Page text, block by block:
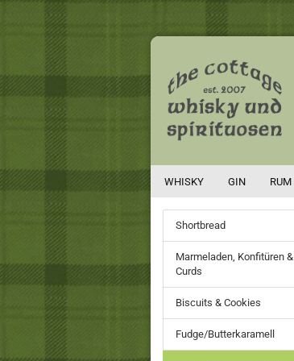
WHISKY GIN RUM
Shortbread
Marmeladen, Konfitüren &
Curds
Biscuits & Cookies
Fudge/Butterkaramell